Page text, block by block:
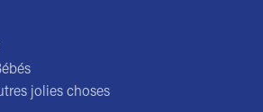
jolies choses